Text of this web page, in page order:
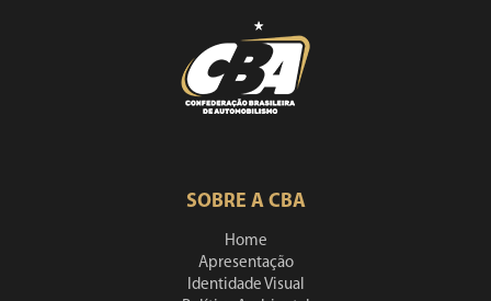
SOBRE A CBA
Home
Apresentação
Identidade Visual